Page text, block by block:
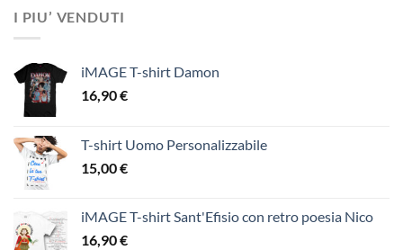
I PIU’ VENDUTI
iMAGE T-shirt Damon
16,90€
T-shirt Uomo Personalizzabile
15,00€
iMAGE T-shirt Sant'Efisio con retro poesia Nico
16,90€